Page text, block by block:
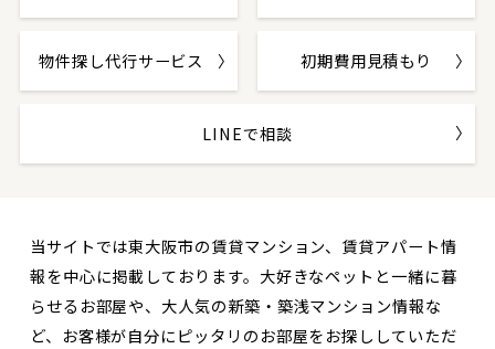
物件探し代行サービス 初期費用見積もり
LINEで相談
当サイトでは東大阪市の賃貸マンション、賃貸アパート情
報を中心に掲載しております。大好きなペットと一緒に暮
らせるお部屋や、大人気の新築・築浅マンション情報な
ど、お客様が自分にピッタリのお部屋をお探ししていただ